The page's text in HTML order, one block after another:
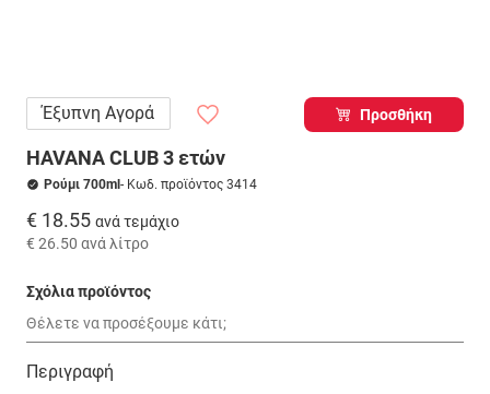
Έξυπνη Αγορά Προσθήκη
HAVANA CLUB 3 ετών
Ρούμι 700ml - Κωδ. προϊόντος 3414
€ 18.55 ανά τεμάχιο
€ 26.50 ανά λίτρο
Σχόλια προϊόντος
Περιγραφή